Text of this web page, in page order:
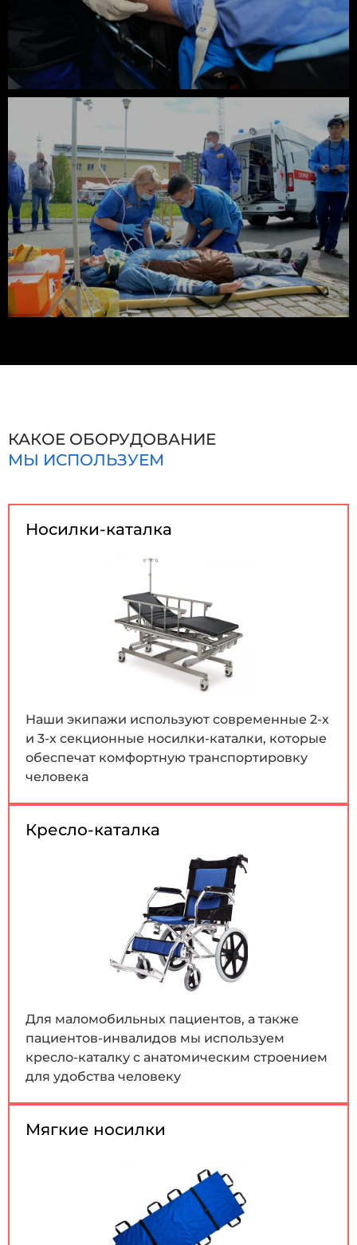
КАКОЕ ОБОРУДОВАНИЕ
МЫ ИСПОЛЬЗУЕМ
Носилки-каталка
Наши экипажи используют современные 2-х
и 3-х секционные носилки-каталки, которые
обеспечат комфортную транспортировку
человека
Кресло-каталка
Для маломобильных пациентов, а также
пациентов-инвалидов мы используем
кресло-каталку с анатомическим строением
для удобства человеку
Мягкие носилки